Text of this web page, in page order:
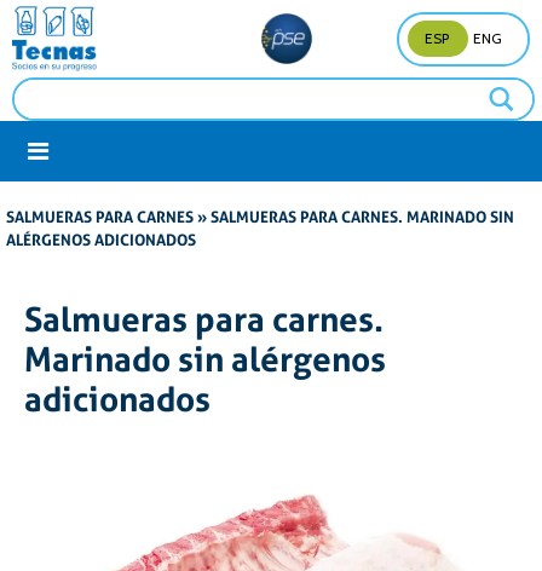
ESP ENG
SALMUERAS PARA CARNES» SALMUERAS PARA CARNES. MARINADO SIN
ALÉRGENOS ADICIONADOS
Salmueras para carnes.
Marinado sin alérgenos
adicionados